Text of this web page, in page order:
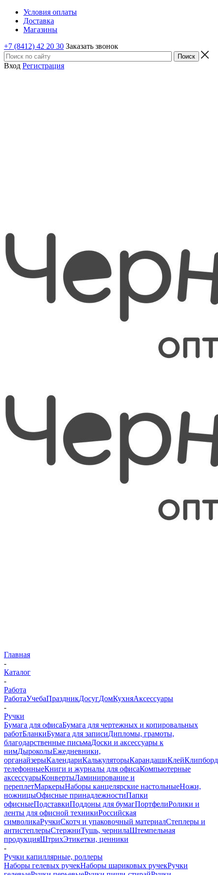
Условия оплаты
Доставка
Магазины
+7 (8412) 42 20 30 Заказать звонок
Вход Регистрация
Главная
-
Каталог
-
Работа
РаботаУчебаПраздникДосугДомКухняАксессуары
-
Ручки
Бумага для офисаБумага для чертежных и копировальных
работБланкиБумага для записиДипломы, грамоты,
благодарственные письмаДоски и аксессуары к
нимДыроколыЕжедневники,
органайзерыКалендариКалькуляторыКарандашиКлей
телефонныеКниги и журналы для офисаКомпьютерные
аксессуарыКонвертыЛаминирование и
переплетМаркерыНаборы канцелярские настольныеНожи,
ножницыОфисные принадлежностиПапки
офисныеПодставкиПоддоны для бумагПортфелиРолики и
ленты для офисной техникиРоссийская
символикаРучкиСкотч и упаковочный материалСтеплеры и
антистеплерыСтержниТушь, чернилаШтемпельная
продукцияШтрихЭтикетки, ценники
-
Ручки капиллярные, роллеры
Наборы гелевых ручекНаборы шариковых ручекРучки